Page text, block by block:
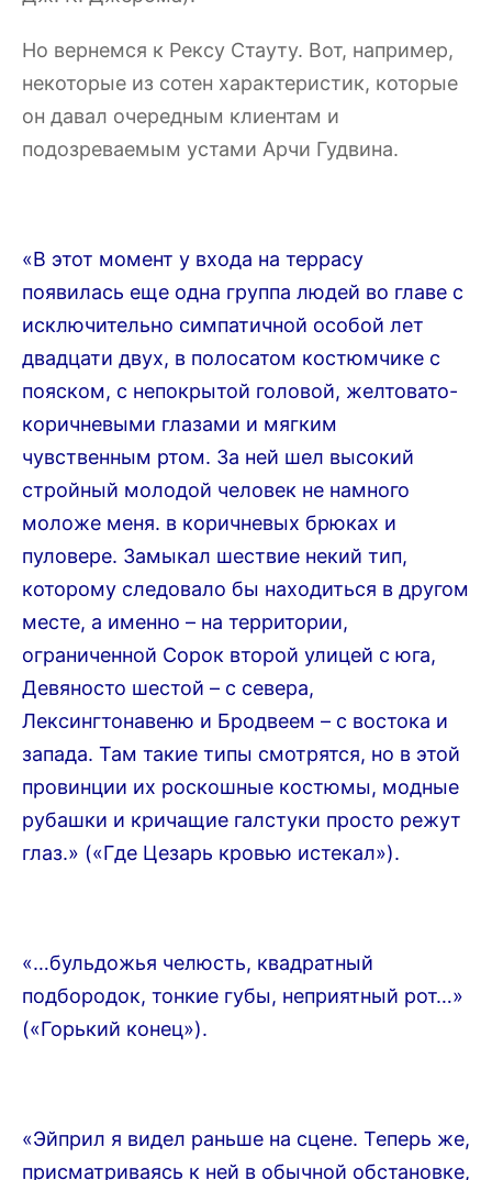
Но вернемся к Рексу Стауту. Вот, например,
некоторые из сотен характеристик, которые
он давал очередным клиентам и
подозреваемым устами Арчи Гудвина.
«В этот момент у входа на террасу
появилась еще одна группа людей во главе с
исключительно симпатичной особой лет
двадцати двух, в полосатом костюмчике с
пояском, с непокрытой головой, желтовато-
коричневыми глазами и мягким
чувственным ртом. За ней шел высокий
стройный молодой человек не намного
моложе меня. в коричневых брюках и
пуловере. Замыкал шествие некий тип,
которому следовало бы находиться в другом
месте, а именно – на территории,
ограниченной Сорок второй улицей с юга,
Девяносто шестой – с севера,
Лексингтонавеню и Бродвеем – с востока и
запада. Там такие типы смотрятся, но в этой
провинции их роскошные костюмы, модные
рубашки и кричащие галстуки просто режут
глаз.» («Где Цезарь кровью истекал»).
«…бульдожья челюсть, квадратный
подбородок, тонкие губы, неприятный рот…»
(«Горький конец»).
«Эйприл я видел раньше на сцене. Теперь же,
присматриваясь к ней в обычной обстановке,